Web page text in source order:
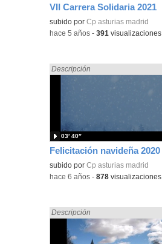
VII Carrera Solidaria 2021
Contenido educativo.
subido porCp asturias madrid
-hace 5 años -391 visualizaciones
Felicitación navideña 2020
Encontrado «Asturias» en:
Descripción
Contenido educativo.
subido porCp asturias madrid
03′ 40″
-hace 6 años -878 visualizaciones
Encontrado «Asturias» en:
Descripción